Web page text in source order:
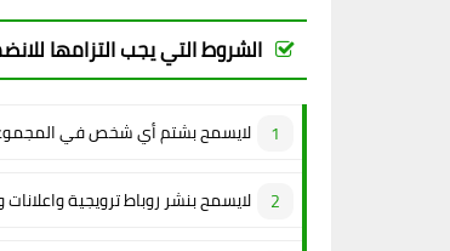
الشروط التي يجب التزامها
لايسمح بشتم أي شخص في
لايسمح بنشر روباط ترويجية